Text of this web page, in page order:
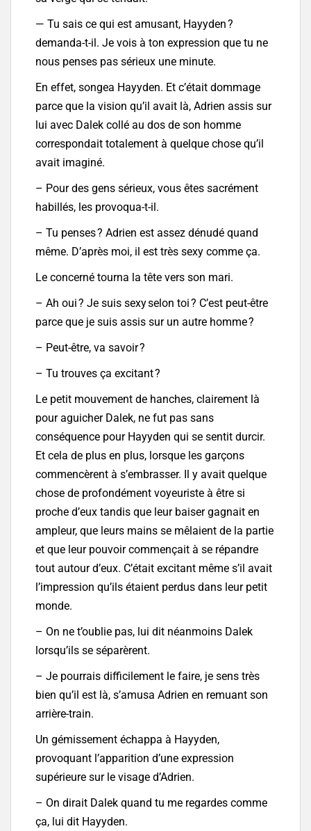
— Tu sais ce qui est amusant, Hayyden ?
demanda-t-il. Je vois à ton expression que tu ne
nous penses pas sérieux une minute.
En effet, songea Hayyden. Et c’était dommage
parce que la vision qu’il avait là, Adrien assis sur
lui avec Dalek collé au dos de son homme
correspondait totalement à quelque chose qu’il
avait imaginé.
– Pour des gens sérieux, vous êtes sacrément
habillés, les provoqua-t-il.
– Tu penses ? Adrien est assez dénudé quand
même. D’après moi, il est très sexy comme ça.
Le concerné tourna la tête vers son mari.
– Ah oui ? Je suis sexy selon toi ? C’est peut-être
parce que je suis assis sur un autre homme ?
– Peut-être, va savoir ?
– Tu trouves ça excitant ?
Le petit mouvement de hanches, clairement là
pour aguicher Dalek, ne fut pas sans
conséquence pour Hayyden qui se sentit durcir.
Et cela de plus en plus, lorsque les garçons
commencèrent à s’embrasser. Il y avait quelque
chose de profondément voyeuriste à être si
proche d’eux tandis que leur baiser gagnait en
ampleur, que leurs mains se mêlaient de la partie
et que leur pouvoir commençait à se répandre
tout autour d’eux. C’était excitant même s’il avait
l’impression qu’ils étaient perdus dans leur petit
monde.
– On ne t’oublie pas, lui dit néanmoins Dalek
lorsqu’ils se séparèrent.
– Je pourrais difficilement le faire, je sens très
bien qu’il est là, s’amusa Adrien en remuant son
arrière-train.
Un gémissement échappa à Hayyden,
provoquant l’apparition d’une expression
supérieure sur le visage d’Adrien.
– On dirait Dalek quand tu me regardes comme
ça, lui dit Hayyden.